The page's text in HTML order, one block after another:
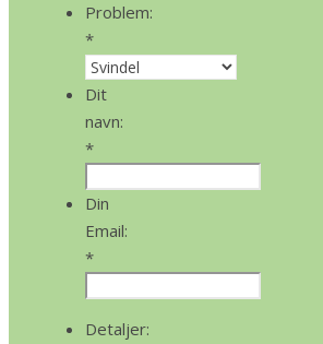
Problem:
*
Dit
navn:
*
Din
Email:
*
Detaljer: